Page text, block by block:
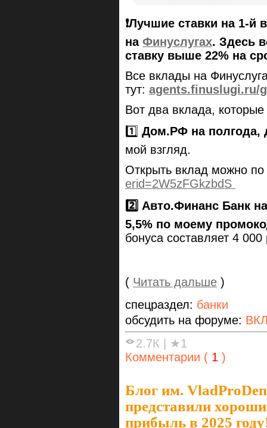
❗️Лучшие ставки на 1-й
на Финуслугах. Здесь
ставку выше 22% на
Все вклады на
тут: agents.finuslugi.ru/
Вот два вклада,
1️⃣ Дом.РФ на полгода,
мой взгляд.
Открыть вклад можно
erid=2W5zFGkzbdS
2️⃣ Авто.Финанс Банк
5,5% по моему
бонуса составляет 4 000
( Читать дальше )
спецраздел: банки
обсудить на форуме:
2.7К
★1
Комментарии ( 1 )
Блог им.
представили
прибыль в 2025